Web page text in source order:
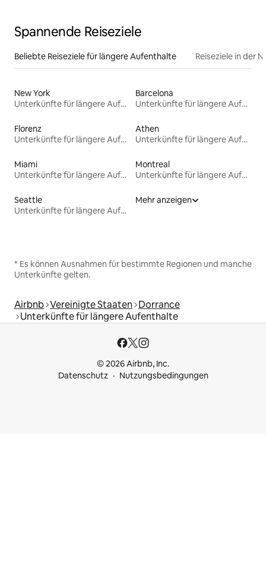
Spannende Reiseziele
Beliebte Reiseziele für längere Aufenthalte Reiseziele in der
New York
Unterkünfte für längere Aufenthalte
Barcelona
Unterkünfte für längere Aufenthalte
Florenz
Unterkünfte für längere Aufenthalte
Athen
Unterkünfte für längere Aufenthalte
Miami
Unterkünfte für längere Aufenthalte
Montreal
Unterkünfte für längere Aufenthalte
Seattle
Unterkünfte für längere Aufenthalte
Mehr anzeigen
* Es können Ausnahmen für bestimmte Regionen und manche
Unterkünfte gelten.
Airbnb Vereinigte Staaten Dorrance
Unterkünfte für längere Aufenthalte
© 2026 Airbnb, Inc.
Datenschutz
Nutzungsbedingungen